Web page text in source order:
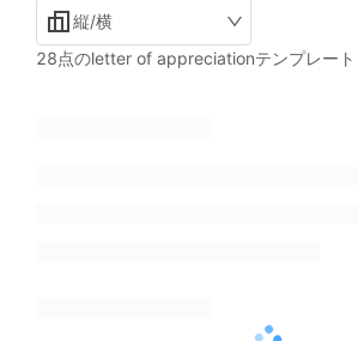
縦/横
28点のletter of appreciationテンプレート